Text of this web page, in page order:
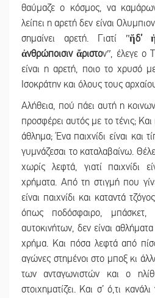
θαύμαζε ο κόσμος, να
λείπει η αρετή δεν είναι
σημαίνει αρετή. Γιατί ʺἥδ’
ἀνθρώποισιν ἄριστονʺ, έλεγε ο
είναι η αρετή, ποιο το χρυσό
Ισοκράτην και όλους τους
Αλήθεια, πού πάει αυτή η
προσφέρει αυτός με το τένις;
άθλημα; Ένα παιχνίδι είναι και
γυμνάζεσαι το καταλαβαίνω.
χωρίς λεφτά, γιατί παιχνίδι
χρήματα. Από τη στιγμή που
είναι παιχνίδι και καταντά
όπως ποδόσφαιρο,
αυτοκινήτων, δεν είναι
χρήμα. Και πόσα λεφτά από
αγώνες στημένοι στο μποξ κι
των ανταγωνιστών και ο
στοιχηματίζει. Και σ’ ό,τι